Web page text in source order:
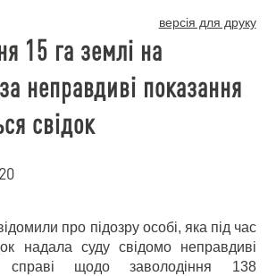
версія для друку
15 га землі на
неправдиві показання
свідок
про підозру особі, яка під час
надала суду свідомо неправдиві
щодо заволодіння 138